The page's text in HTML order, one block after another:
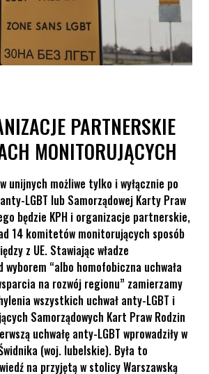
PARTNERSKIE
MONITORUJĄCYCH
unijnych możliwe tylko i wyłącznie po
LGBT lub Samorządowej Karty Praw
będzie KPH i organizacje partnerskie,
14 komitetów monitorujących sposób
z UE. Stawiając władze
wyborem “albo homofobiczna uchwała
na rozwój regionu” zamierzamy
wszystkich uchwał anty-LGBT i
Samorządowych Kart Praw Rodzin
uchwałę anty-LGBT wprowadziły w
(woj. lubelskie). Była to
na przyjętą w stolicy Warszawską